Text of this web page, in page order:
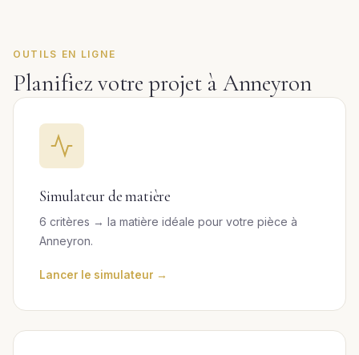
OUTILS EN LIGNE
Planifiez votre projet à Anneyron
Simulateur de matière
6 critères → la matière idéale pour votre pièce à
Anneyron.
Lancer le simulateur →